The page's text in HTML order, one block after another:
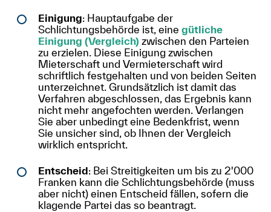
Einigung: Hauptaufgabe der
Schlichtungsbehörde ist, eine gütliche
Einigung (Vergleich) zwischen den Parteien
zu erzielen. Diese Einigung zwischen
Mieterschaft und Vermieterschaft wird
schriftlich festgehalten und von beiden Seiten
unterzeichnet. Grundsätzlich ist damit das
Verfahren abgeschlossen, das Ergebnis kann
nicht mehr angefochten werden. Verlangen
Sie aber unbedingt eine Bedenkfrist, wenn
Sie unsicher sind, ob Ihnen der Vergleich
wirklich entspricht.
Entscheid: Bei Streitigkeiten um bis zu 2'000
Franken kann die Schlichtungsbehörde (muss
aber nicht) einen Entscheid fällen, sofern die
klagende Partei das so beantragt.